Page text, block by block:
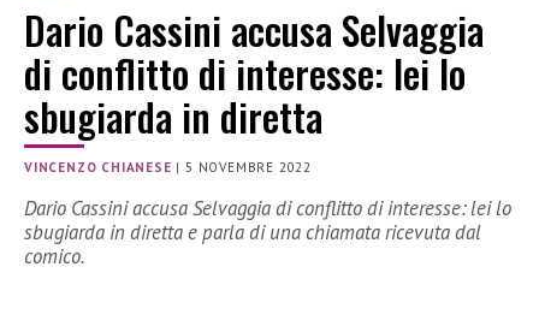
Dario Cassini accusa Selvaggia
di conflitto di interesse: lei lo
sbugiarda in diretta
VINCENZO CHIANESE |5 NOVEMBRE 2022
Dario Cassini accusa Selvaggia di conflitto di interesse: lei lo
sbugiarda in diretta e parla di una chiamata ricevuta dal
comico.